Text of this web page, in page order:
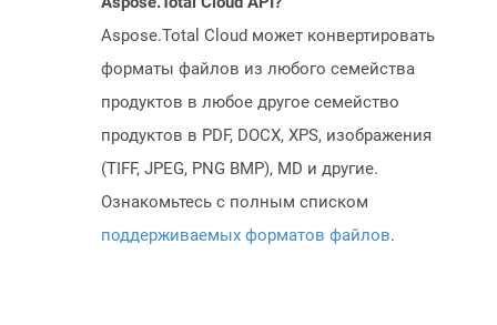
Aspose.Total Cloud может конвертировать
форматы файлов из любого семейства
продуктов в любое другое семейство
продуктов в PDF, DOCX, XPS, изображения
(TIFF, JPEG, PNG BMP), MD и другие.
Ознакомьтесь с полным списком
поддерживаемых форматов файлов.